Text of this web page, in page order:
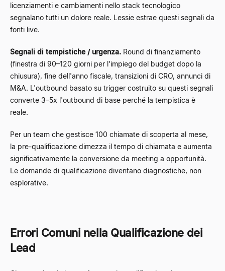
licenziamenti e cambiamenti nello stack tecnologico
segnalano tutti un dolore reale. Lessie estrae questi segnali da
fonti live.
Segnali di tempistiche / urgenza. Round di finanziamento
(finestra di 90–120 giorni per l'impiego del budget dopo la
chiusura), fine dell'anno fiscale, transizioni di CRO, annunci di
M&A. L'outbound basato su trigger costruito su questi segnali
converte 3–5x l'outbound di base perché la tempistica è
reale.
Per un team che gestisce 100 chiamate di scoperta al mese,
la pre-qualificazione dimezza il tempo di chiamata e aumenta
significativamente la conversione da meeting a opportunità.
Le domande di qualificazione diventano diagnostiche, non
esplorative.
Errori Comuni nella Qualificazione dei
Lead